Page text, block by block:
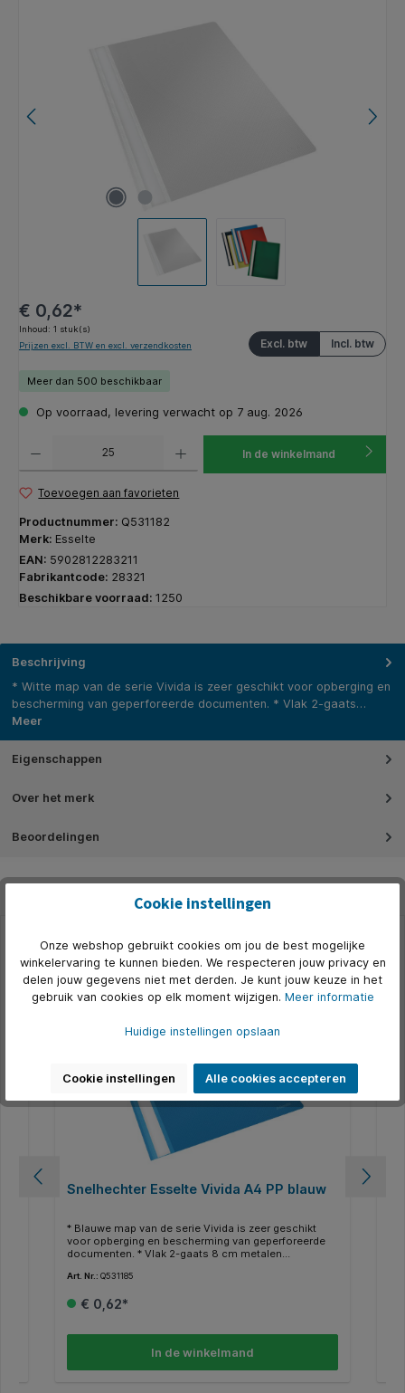
€ 0,62*
Inhoud: 1 stuk(s)
Incl. btw
Excl. btw
Prijzen excl. BTW en excl. verzendkosten
Meer dan 500 beschikbaar
Op voorraad, levering verwacht op 7 aug. 2026
In de winkelmand
Toevoegen aan favorieten
Productnummer: Q531182
Merk: Esselte
EAN: 5902812283211
Fabrikantcode: 28321
Beschikbare voorraad: 1250
Beschrijving
* Witte map van de serie Vivida is zeer geschikt voor opberging en
bescherming van geperforeerde documenten. * Vlak 2-gaats…
Meer
Eigenschappen
Over het merk
Beoordelingen
Productgalerij overslaan
Alternatief
500+ op voorraad
Snelhechter Esselte Vivida A4 PP blauw
* Blauwe map van de serie Vivida is zeer geschikt
voor opberging en bescherming van geperforeerde
documenten. * Vlak 2-gaats 8 cm metalen
Transparante, niet-reflecterende omslag waardoor
identificatiestrook over gehele lengte van het
Art. Nr.: Q531185
€ 0,62*
In de winkelmand
Cookie instellingen
Onze webshop gebruikt cookies om jou de best mogelijke
winkelervaring te kunnen bieden. We respecteren jouw privacy en
delen jouw gegevens niet met derden. Je kunt jouw keuze in het
gebruik van cookies op elk moment wijzigen. Meer informatie
Huidige instellingen opslaan
Cookie instellingen Alle cookies accepteren